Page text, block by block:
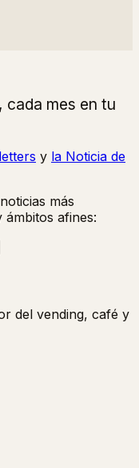
cada mes en tu
y la Noticia de
más
ámbitos afines:
del vending, café y